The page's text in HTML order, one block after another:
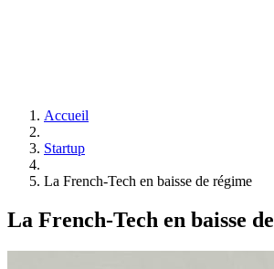
Accueil
Startup
La French-Tech en baisse de régime
La French-Tech en baisse